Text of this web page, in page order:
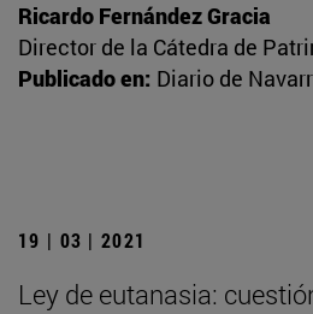
Ricardo Fernández Gracia
Director de la Cátedra de
Publicado en: Diario de
19 | 03 | 2021
Ley de eutanasia: